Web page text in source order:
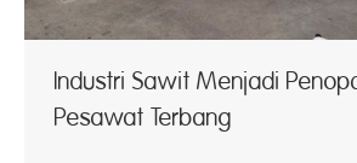
Industri Sawit Menjadi
Pesawat Terbang